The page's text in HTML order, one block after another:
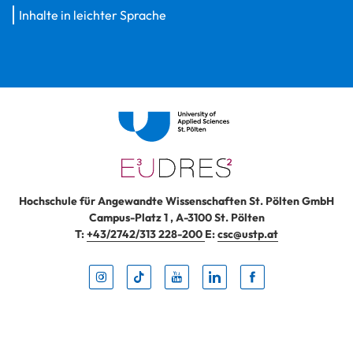
Inhalte in leichter Sprache
Hochschule für Angewandte Wissenschaften St. Pölten GmbH
Campus-Platz 1,A-3100St. Pölten
T:+43/2742/313 228-200 E:csc@ustp.at